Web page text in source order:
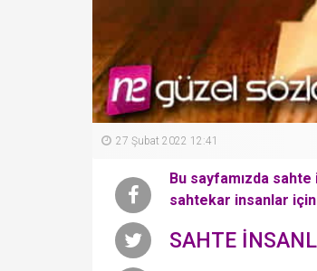
27 Şubat 2022 12:41
Bu sayfamızda
sahtekar insanlar
SAHTE